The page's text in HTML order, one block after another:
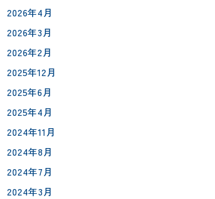
について
2026年4月
2026年3月
2026年2月
2025年12月
2025年6月
2025年4月
2024年11月
2024年8月
2024年7月
2024年3月